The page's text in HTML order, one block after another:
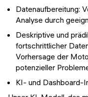
Datenaufbereitung:
Analyse durch
Deskriptive und
fortschrittlicher
Vorhersage der
potenzieller
KI- und Dashboard-